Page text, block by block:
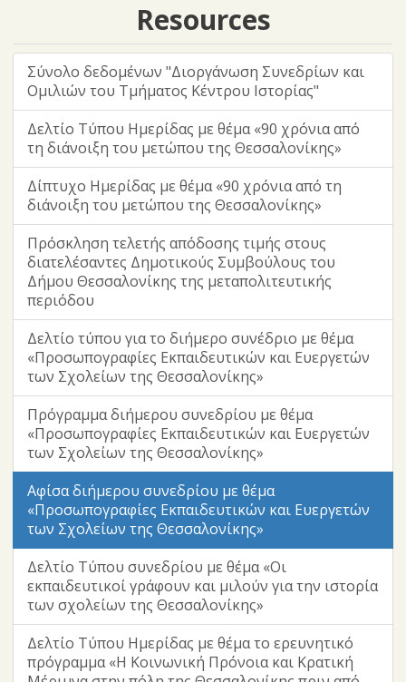
Resources
Σύνολο δεδομένων "Διοργάνωση Συνεδρίων και
Ομιλιών του Τμήματος Κέντρου Ιστορίας"
Δελτίο Τύπου Ημερίδας με θέμα «90 χρόνια από
τη διάνοιξη του μετώπου της Θεσσαλονίκης»
Δίπτυχο Ημερίδας με θέμα «90 χρόνια από τη
διάνοιξη του μετώπου της Θεσσαλονίκης»
Πρόσκληση τελετής απόδοσης τιμής στους
διατελέσαντες Δημοτικούς Συμβούλους του
Δήμου Θεσσαλονίκης της μεταπολιτευτικής
περιόδου
Δελτίο τύπου για το διήμερο συνέδριο με θέμα
«Προσωπογραφίες Εκπαιδευτικών και Ευεργετών
των Σχολείων της Θεσσαλονίκης»
Πρόγραμμα διήμερου συνεδρίου με θέμα
«Προσωπογραφίες Εκπαιδευτικών και Ευεργετών
των Σχολείων της Θεσσαλονίκης»
Αφίσα διήμερου συνεδρίου με θέμα
«Προσωπογραφίες Εκπαιδευτικών και Ευεργετών
των Σχολείων της Θεσσαλονίκης»
Δελτίο Τύπου συνεδρίου με θέμα «Οι
εκπαιδευτικοί γράφουν και μιλούν για την ιστορία
των σχολείων της Θεσσαλονίκης»
Δελτίο Τύπου Ημερίδας με θέμα το ερευνητικό
πρόγραμμα «Η Κοινωνική Πρόνοια και Κρατική